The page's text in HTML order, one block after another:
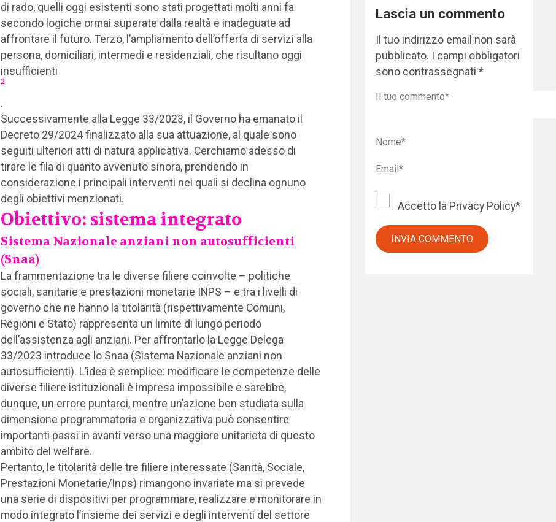
di rado, quelli oggi esistenti sono stati progettati molti anni fa
secondo logiche ormai superate dalla realtà e inadeguate ad
affrontare il futuro. Terzo, l’ampliamento dell’offerta di servizi alla
persona, domiciliari, intermedi e residenziali, che risultano oggi
insufficienti
2
.
Successivamente alla Legge 33/2023, il Governo ha emanato il
Decreto 29/2024 finalizzato alla sua attuazione, al quale sono
seguiti ulteriori atti di natura applicativa. Cerchiamo adesso di
tirare le fila di quanto avvenuto sinora, prendendo in
considerazione i principali interventi nei quali si declina ognuno
degli obiettivi menzionati.
Obiettivo: sistema integrato
Sistema Nazionale anziani non autosufficienti
(Snaa)
La frammentazione tra le diverse filiere coinvolte – politiche
sociali, sanitarie e prestazioni monetarie INPS – e tra i livelli di
governo che ne hanno la titolarità (rispettivamente Comuni,
Regioni e Stato) rappresenta un limite di lungo periodo
dell’assistenza agli anziani. Per affrontarlo la Legge Delega
33/2023 introduce lo Snaa (Sistema Nazionale anziani non
autosufficienti). L’idea è semplice: modificare le competenze delle
diverse filiere istituzionali è impresa impossibile e sarebbe,
dunque, un errore puntarci, mentre un’azione ben studiata sulla
dimensione programmatoria e organizzativa può consentire
importanti passi in avanti verso una maggiore unitarietà di questo
ambito del welfare.
Pertanto, le titolarità delle tre filiere interessate (Sanità, Sociale,
Prestazioni Monetarie/Inps) rimangono invariate ma si prevede
una serie di dispositivi per programmare, realizzare e monitorare in
modo integrato l’insieme dei servizi e degli interventi del settore
Lascia un commento
Il tuo indirizzo email non sarà
pubblicato.
I campi obbligatori
sono contrassegnati*
Accetto la Privacy Policy*